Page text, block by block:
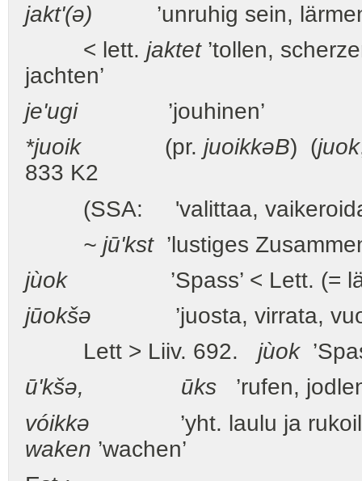
jakt'(ə) ’unruhig sein,
< lett. jaktet’tollen,
jachten’
je'ugi’jouhinen’
*juoik(pr. juoikkəB) (juok
833 K2
(SSA: 'valittaa,
~ jū'kst’lustiges
jùok’Spass’ < Lett. (=
jūokšə ’juosta, virrata,
Lett > Liiv. 692. jùok
ū'kšə, ūks ’rufen,
vóikkə ’yht. laulu ja
waken ’wachen’